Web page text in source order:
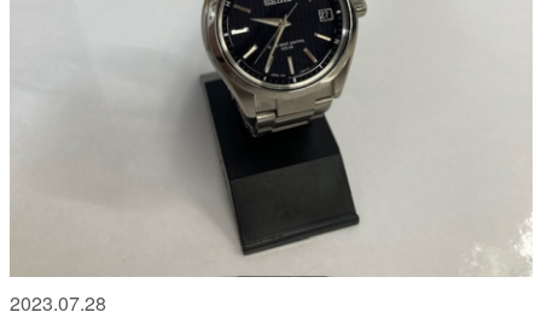
2023.07.28